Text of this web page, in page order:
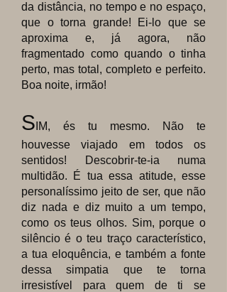
da distância, no tempo e no espaço,
que o torna grande! Ei-lo que se
aproxima e, já agora, não
fragmentado como quando o tinha
perto, mas total, completo e perfeito.
Boa noite, irmão!
S IM, és tu mesmo. Não te
houvesse viajado em todos os
sentidos! Descobrir-te-ia numa
multidão. É tua essa atitude, esse
personalíssimo jeito de ser, que não
diz nada e diz muito a um tempo,
como os teus olhos. Sim, porque o
silêncio é o teu traço característico,
a tua eloquência, e também a fonte
dessa simpatia que te torna
irresistível para quem de ti se